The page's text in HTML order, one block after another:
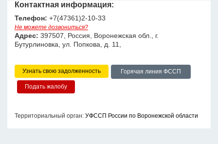
Контактная информация:
Телефон: +7(47361)2-10-33
Не можете дозвониться?
Адрес: 397507, Россия, Воронежская обл., г.
Бутурлиновка, ул. Попкова, д. 11,
Узнать свою задолженность Горячая линия ФССП
Территориальный орган: УФССП России по Воронежской области